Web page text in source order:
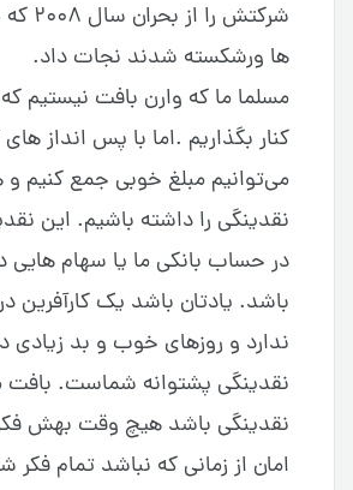
شرکتش
ها ورشکسته شدند نجات داد.
مسلما ما که وارن بافت نیستیم که
کنار بگذاریم .اما با پس انداز
می‌توانیم مبلغ خوبی جمع کنیم
نقدینگی را داشته باشیم. این
در حساب بانکی ما یا سهام هایی
باشد. یادتان باشد یک کارآفرین
ندارد و روزهای خوب و بد زیادی
نقدینگی پشتوانه شماست. بافت
نقدینگی باشد هیچ وقت بهش فکر
امان از زمانی که نباشد تمام